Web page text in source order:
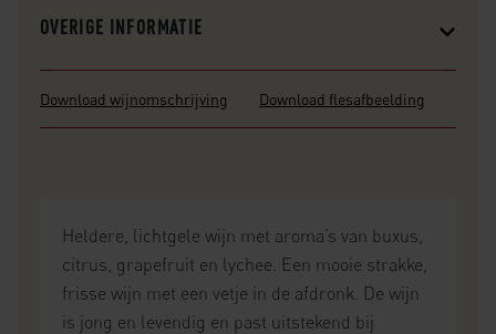
OVERIGE INFORMATIE
Download wijnomschrijving Download flesafbeelding
Heldere, lichtgele wijn met aroma’s van buxus,
citrus, grapefruit en lychee. Een mooie strakke,
frisse wijn met een vetje in de afdronk. De wijn
is jong en levendig en past uitstekend bij